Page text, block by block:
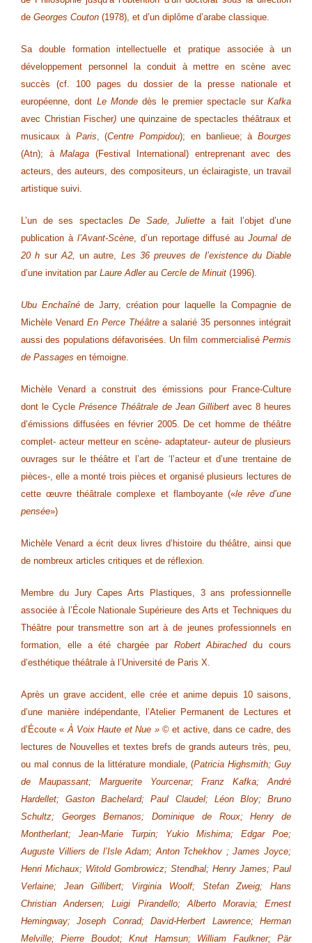
de Georges Couton (1978), et d’un diplôme d’arabe classique.
Sa double formation intellectuelle et pratique associée à un
développement personnel la conduit à mettre en scène avec
succès (cf. 100 pages du dossier de la presse nationale et
européenne, dont Le Monde dès le premier spectacle surKafka
avec Christian Fischer) une quinzaine de spectacles théâtraux et
musicaux à Paris, (Centre Pompidou); en banlieue; à Bourges
(Atn); àMalaga (Festival International) entreprenant avec des
acteurs, des auteurs, des compositeurs, un éclairagiste, un travail
artistique suivi.
L’un de ses spectacles De Sade, Juliette a fait l’objet d’une
publication à l’Avant-Scène, d’un reportage diffusé auJournal de
20 h surA2, un autre, Les 36 preuves de l’existence du Diable
d’une invitation par Laure Adlerau Cercle de Minuit (1996).
Ubu Enchaînéde Jarry, création pour laquelle la Compagnie de
Michèle Venard En Perce Théâtrea salarié 35 personnes intégrait
aussi des populations défavorisées. Un film commercialisé Permis
de Passages en témoigne.
Michèle Venard a construit des émissions pour France-Culture
dont le CyclePrésence Théâtrale de Jean Gillibertavec 8 heures
d’émissions diffusées en février 2005. De cet homme de théâtre
complet- acteur metteur en scène- adaptateur- auteur de plusieurs
ouvrages sur le théâtre et l’art de ‘l’acteur et d’une trentaine de
pièces-, elle a monté trois pièces et organisé plusieurs lectures de
cette œuvre théâtrale complexe et flamboyante («le rêve d’une
pensée»)
Michèle Venard a écrit deux livres d’histoire du théâtre, ainsi que
de nombreux articles critiques et de réflexion.
Membre du Jury Capes Arts Plastiques, 3 ans professionnelle
associée à l’École Nationale Supérieure des Arts et Techniques du
Théâtre pour transmettre son art à de jeunes professionnels en
formation, elle a été chargée par Robert Abiracheddu cours
d’esthétique théâtrale à l’Université de Paris X.
Après un grave accident, elle crée et anime depuis 10 saisons,
d’une manière indépendante, l’Atelier Permanent de Lectures et
d’Écoute «À Voix Haute et Nue » © et active, dans ce cadre, des
lectures de Nouvelles et textes brefs de grands auteurs très, peu,
ou mal connus de la littérature mondiale, (Patricia Highsmith; Guy
de Maupassant; Marguerite Yourcenar; Franz Kafka; André
Hardellet; Gaston Bachelard; Paul Claudel; Léon Bloy; Bruno
Schultz; Georges Bernanos; Dominique de Roux; Henry de
Montherlant; Jean-Marie Turpin; Yukio Mishima; Edgar Poe;
Auguste Villiers de l’Isle Adam; Anton Tchekhov ; James Joyce;
Henri Michaux; Witold Gombrowicz; Stendhal; Henry James; Paul
Verlaine; Jean Gillibert; Virginia Woolf; Stefan Zweig; Hans
Christian Andersen; Luigi Pirandello; Alberto Moravia; Ernest
Hemingway; Joseph Conrad; David-Herbert Lawrence; Herman
Melville; Pierre Boudot; Knut Hamsun; William Faulkner; Pär